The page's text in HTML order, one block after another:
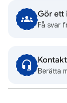
Gör ett
Få svar
Berätta